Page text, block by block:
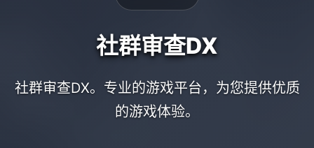
社群审查DX
社群审查DX。专业的游戏平台，为您提供优质
的游戏体验。